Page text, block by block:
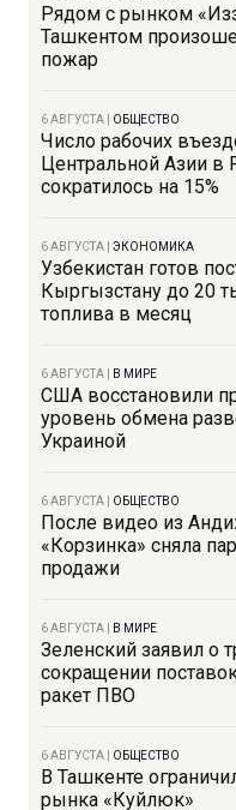
Рядом с рынком
Ташкентом
пожар
6 АВГУСТА ОБЩЕСТВО
Число рабочих
Центральной Азии в
сократилось на 15%
6 АВГУСТА ЭКОНОМИКА
Узбекистан готов
Кыргызстану до 20
топлива в месяц
6 АВГУСТА В МИРЕ
США восстановили
уровень обмена
Украиной
6 АВГУСТА ОБЩЕСТВО
После видео из
«Корзинка» сняла
продажи
6 АВГУСТА В МИРЕ
Зеленский заявил о
сокращении
ракет ПВО
6 АВГУСТА ОБЩЕСТВО
В Ташкенте
рынка «Куйлюк»